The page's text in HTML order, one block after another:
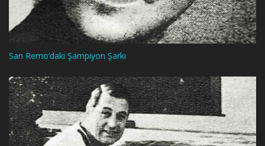
San Remo’daki Şampiyon Şarkı